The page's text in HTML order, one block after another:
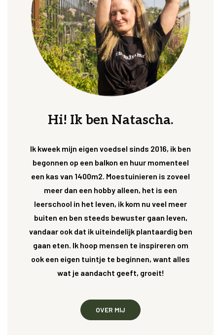
Hi! Ik ben Natascha.
Ik kweek mijn eigen voedsel sinds 2016, ik ben
begonnen op een balkon en huur momenteel
een kas van 1400m2. Moestuinieren is zoveel
meer dan een hobby alleen, het is een
leerschool in het leven, ik kom nu veel meer
buiten en ben steeds bewuster gaan leven,
vandaar ook dat ik uiteindelijk plantaardig ben
gaan eten. Ik hoop mensen te inspireren om
ook een eigen tuintje te beginnen, want alles
wat je aandacht geeft, groeit!
OVER MIJ